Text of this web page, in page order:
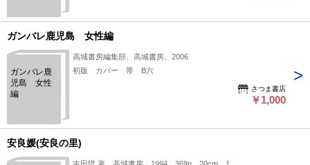
ガンバレ鹿児島 女性編
ガンバレ鹿
児島 女性
編
高城書房編集部、高城書房、2006
初版 カバー 帯 B六
さつま書店
￥1,000
安良媛(安良の里)